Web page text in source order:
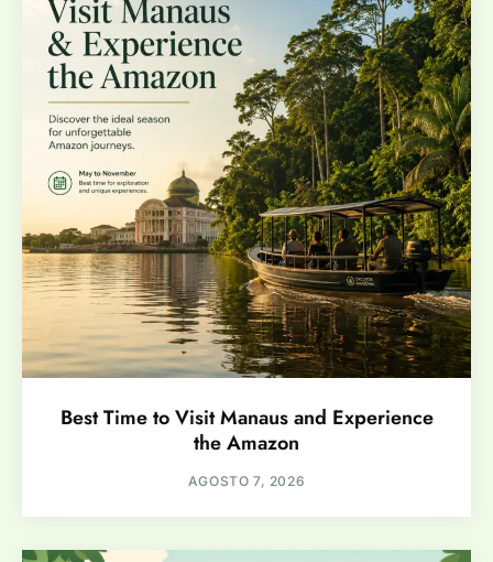
Best Time to Visit Manaus and Experience
the Amazon
AGOSTO 7, 2026